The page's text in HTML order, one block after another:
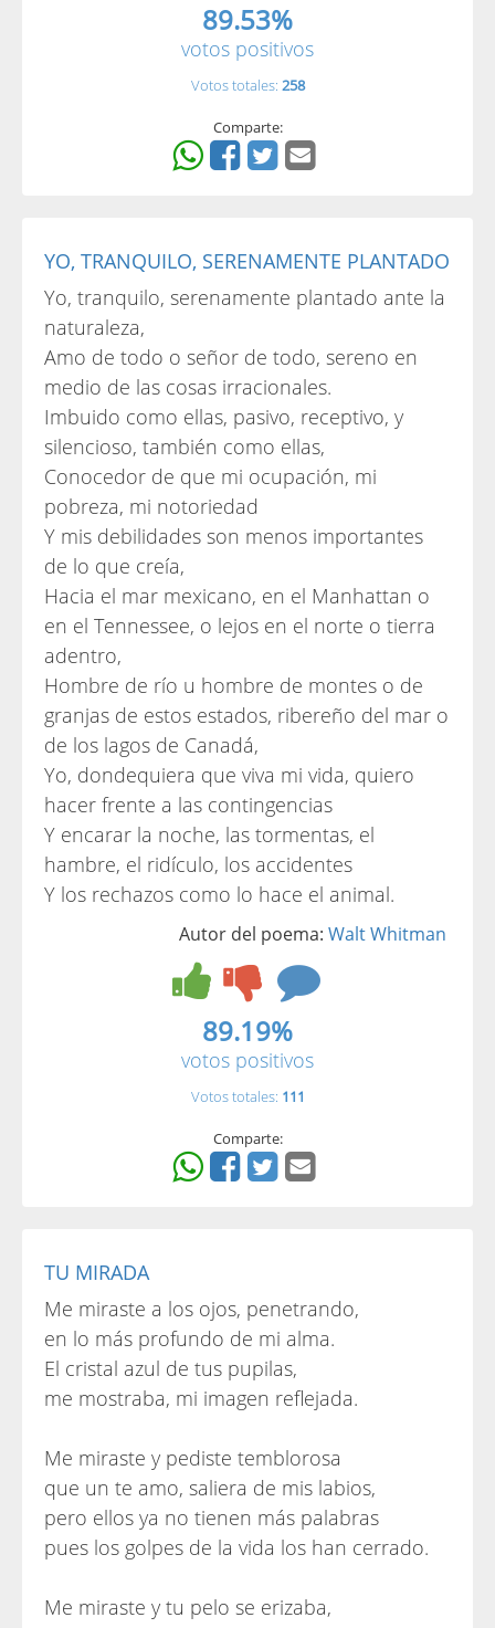
89.53%
votos positivos
Votos totales: 258
Comparte:
YO, TRANQUILO, SERENAMENTE PLANTADO
Yo, tranquilo, serenamente plantado ante la
naturaleza,
Amo de todo o señor de todo, sereno en
medio de las cosas irracionales.
Imbuido como ellas, pasivo, receptivo, y
silencioso, también como ellas,
Conocedor de que mi ocupación, mi
pobreza, mi notoriedad
Y mis debilidades son menos importantes
de lo que creía,
Hacia el mar mexicano, en el Manhattan o
en el Tennessee, o lejos en el norte o tierra
adentro,
Hombre de río u hombre de montes o de
granjas de estos estados, ribereño del mar o
de los lagos de Canadá,
Yo, dondequiera que viva mi vida, quiero
hacer frente a las contingencias
Y encarar la noche, las tormentas, el
hambre, el ridículo, los accidentes
Y los rechazos como lo hace el animal.
Autor del poema: Walt Whitman
89.19%
votos positivos
Votos totales: 111
Comparte:
TU MIRADA
Me miraste a los ojos, penetrando,
en lo más profundo de mi alma.
El cristal azul de tus pupilas,
me mostraba, mi imagen reflejada.
Me miraste y pediste temblorosa
que un te amo, saliera de mis labios,
pero ellos ya no tienen más palabras
pues los golpes de la vida los han cerrado.
Me miraste y tu pelo se erizaba,